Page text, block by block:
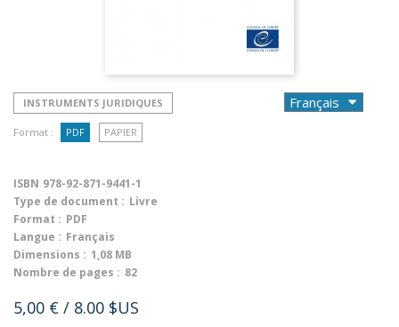
INSTRUMENTS JURIDIQUES
Format : PDF PAPIER
ISBN 978-92-871-9441-1
Type de document : Livre
Format : PDF
Langue : Français
Dimensions : 1,08 MB
Nombre de pages : 82
5,00 € / 8.00 $US